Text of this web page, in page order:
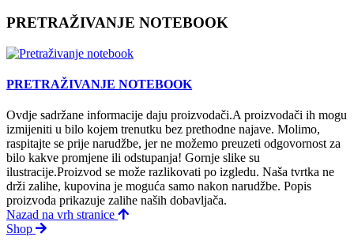
PRETRAŽIVANJE NOTEBOOK
PRETRAŽIVANJE NOTEBOOK
Ovdje sadržane informacije daju proizvodači.A proizvodači ih mogu
izmijeniti u bilo kojem trenutku bez prethodne najave. Molimo,
raspitajte se prije narudžbe, jer ne možemo preuzeti odgovornost za
bilo kakve promjene ili odstupanja! Gornje slike su
ilustracije.Proizvod se može razlikovati po izgledu. Naša tvrtka ne
drži zalihe, kupovina je moguća samo nakon narudžbe. Popis
proizvoda prikazuje zalihe naših dobavljača.
Nazad na vrh stranice
Shop